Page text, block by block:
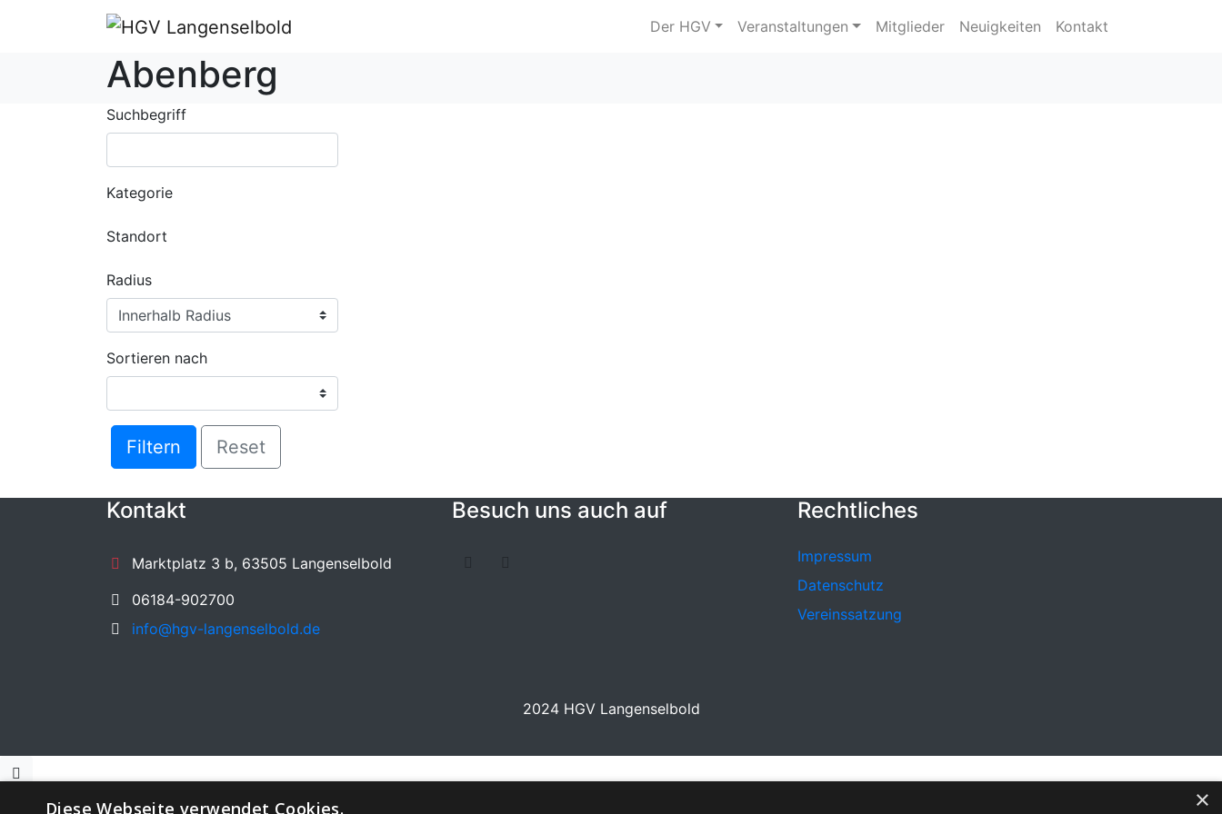
Der HGV Veranstaltungen Mitglieder Neuigkeiten Kontakt
Abenberg
Suchbegriff
Kategorie
Standort
Radius
Sortieren nach
Filtern Reset
Rechtliches
Impressum
Datenschutz
Vereinssatzung
Kontakt
Marktplatz 3 b, 63505 Langenselbold
06184-902700
info@hgv-langenselbold.de
Besuch uns auch auf
2024 HGV Langenselbold
×
Diese Webseite verwendet Cookies.